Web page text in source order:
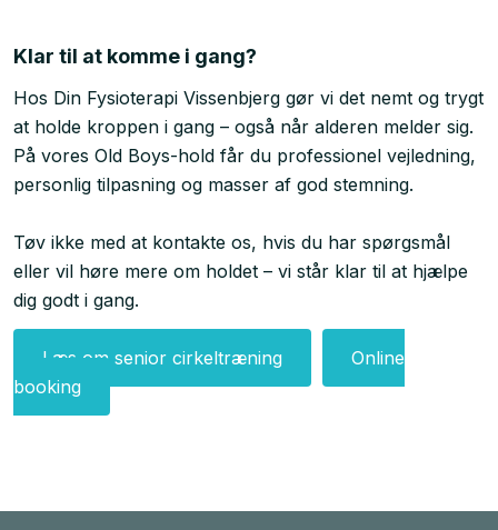
Klar til at komme i gang?
Hos Din Fysioterapi Vissenbjerg gør vi det nemt og trygt
at holde kroppen i gang – også når alderen melder sig.
På vores Old Boys-hold får du professionel vejledning,
personlig tilpasning og masser af god stemning.
Tøv ikke med at kontakte os, hvis du har spørgsmål
eller vil høre mere om holdet – vi står klar til at hjælpe
dig godt i gang.
Læs om senior cirkeltræning
Online
booking